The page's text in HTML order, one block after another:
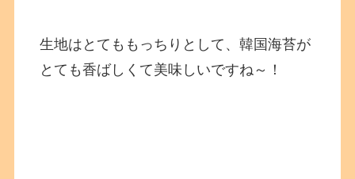
生地はとてももっちりとして、韓国海苔が
とても香ばしくて美味しいですね～！